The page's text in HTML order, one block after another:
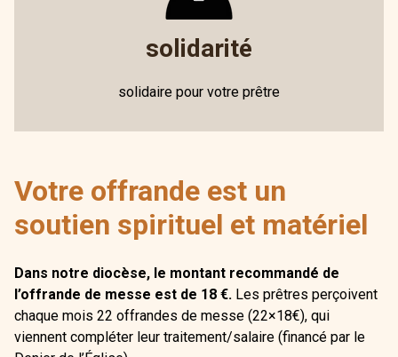
solidarité
solidaire pour votre prêtre
Votre offrande est un
soutien spirituel et matériel
Dans notre diocèse, le montant recommandé de
l’offrande de messe est de 18 €. Les prêtres perçoivent
chaque mois 22 offrandes de messe (22×18€), qui
viennent compléter leur traitement/salaire (financé par le